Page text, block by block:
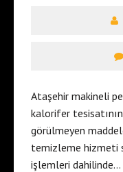
Ataşehir makineli
kalorifer
görülmeyen
temizleme hizmeti
işlemleri dahilinde…